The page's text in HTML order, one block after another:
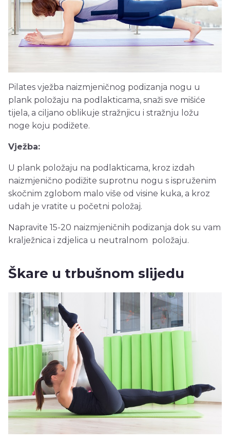
Pilates vježba naizmjeničnog podizanja nogu u
plank položaju na podlakticama, snaži sve mišiće
tijela, a ciljano oblikuje stražnjicu i stražnju ložu
noge koju podižete.
Vježba:
U plank položaju na podlakticama, kroz izdah
naizmjenično podižite suprotnu nogu s ispruženim
skočnim zglobom malo više od visine kuka, a kroz
udah je vratite u početni položaj.
Napravite 15-20 naizmjeničnih podizanja dok su vam
kralježnica i zdjelica u neutralnom položaju.
Škare u trbušnom slijedu